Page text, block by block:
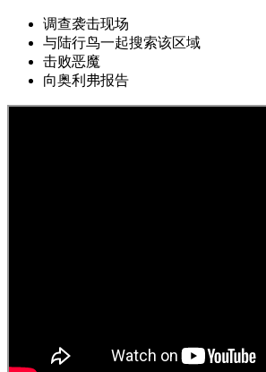
调查袭击现场
与陆行鸟一起搜索该区域
击败恶魔
向奥利弗报告